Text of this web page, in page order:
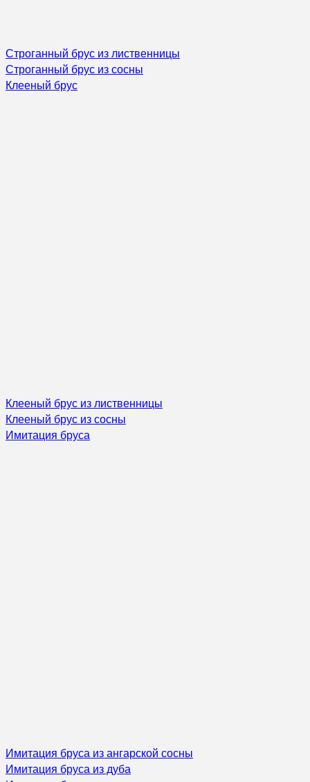
Строганный брус из лиственницы
Строганный брус из сосны
Клееный брус
Клееный брус из лиственницы
Клееный брус из сосны
Имитация бруса
Имитация бруса из ангарской сосны
Имитация бруса из дуба